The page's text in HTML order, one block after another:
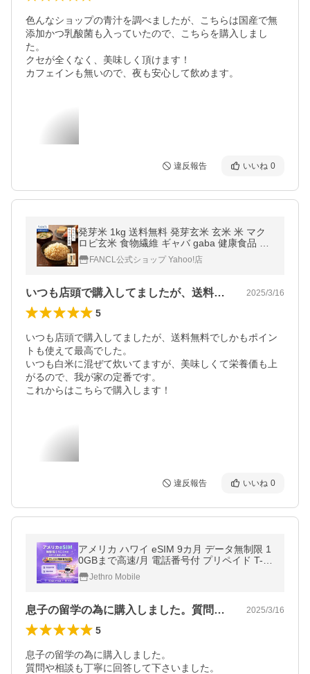
色んなショップの青汁を調べましたが、こちらは国産で無
添加かつ乳酸菌も入っていたので、こちらを購入しまし
た。
クセが全くなく、美味しく頂けます！
カフェインも無いので、夜も安心して飲めます。
違反報告 いいね 0
発芽米 1kg 送料無料 発芽玄米 玄米 米 マク
ロビ玄米 食物繊維 ギャバ gaba 健康食品 お
米 カルシウム ビタミンe ファンケル FANCL
公式FANCL公式ショップ Yahoo!店
いつも店頭で購入してましたが、送料無料… 2025/3/16
5
いつも店頭で購入してましたが、送料無料でしかもポイン
トも使えて最高でした。
いつも白米に混ぜて炊いてますが、美味しくて栄養価も上
がるので、我が家の定番です。
これからはこちらで購入します！
違反報告 いいね 0
アメリカ ハワイ eSIM 9カ月 データ無制限 1
0GBまで高速/月 電話番号付 プリペイド T-M
obile回線 留学 旅行 出張 ジェスロモバイル J
ethro Mobile
Jethro Mobile
息子の留学の為に購入しました。質問や相… 2025/3/16
5
息子の留学の為に購入しました。
質問や相談も丁寧に回答して下さいました。